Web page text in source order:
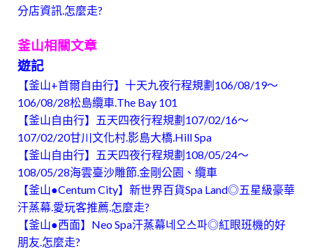
分店資訊.怎麼走?
釜山相關文章
遊記
【釜山+首爾自由行】十天九夜行程規劃106/08/19～
106/08/28松島纜車.The Bay 101
【釜山自由行】五天四夜行程規劃107/02/16～
107/02/20甘川文化村.影島大橋.Hill Spa
【釜山自由行】五天四夜行程規劃108/05/24～
108/05/28海雲臺沙雕節.金剛公園、纜車
【釜山●Centum City】新世界百貨Spa Land◎五星級豪華
汗蒸幕.愛玩客推薦.怎麼走?
【釜山●西面】Neo Spa汗蒸幕네오스파◎紅眼班機的好
朋友.怎麼走?